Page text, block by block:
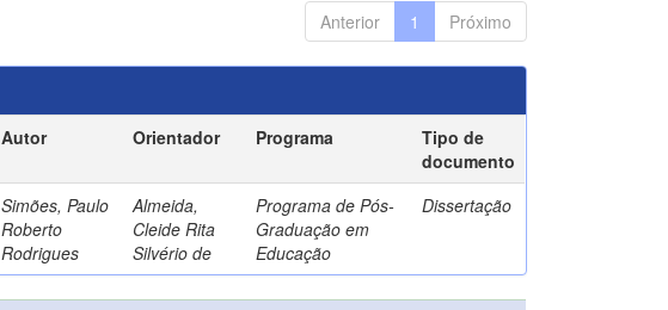
Anterior 1 Próximo
Autor Orientador Programa
Tipo de
documento
Simões, Paulo
Roberto
Rodrigues
Almeida,
Cleide Rita
Silvério de
Programa de Pós-
Graduação em
Educação
Dissertação